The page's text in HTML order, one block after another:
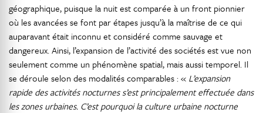
géographique, puisque la nuit est comparée à un front pionnier
où les avancées se font par étapes jusqu’à la maîtrise de ce qui
auparavant était inconnu et considéré comme sauvage et
dangereux. Ainsi, l’expansion de l’activité des sociétés est vue non
seulement comme un phénomène spatial, mais aussi temporel. Il
se déroule selon des modalités comparables : « L’expansion
rapide des activités nocturnes s’est principalement effectuée dans
les zones urbaines. C’est pourquoi la culture urbaine nocturne